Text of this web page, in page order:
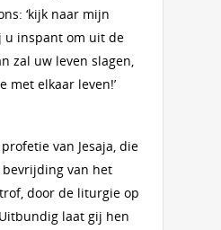
‘kijk naar mijn
u inspant om uit de
zal uw leven slagen,
met elkaar leven!’
van Jesaja, die
van het
door de liturgie op
laat gij hen